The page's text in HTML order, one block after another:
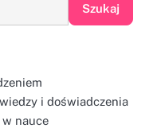
Szukaj
i doświadczenia
nauce